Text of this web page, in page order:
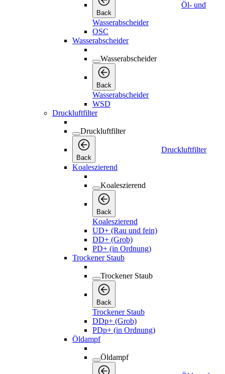
Back
Öl- und
Wasserabscheider
OSC
Wasserabscheider
Wasserabscheider
Back
Wasserabscheider
WSD
Druckluftfilter
Druckluftfilter
Back
Druckluftfilter
Koaleszierend
Koaleszierend
Back
Koaleszierend
UD+ (Rau und fein)
DD+ (Grob)
PD+ (in Ordnung)
Trockener Staub
Trockener Staub
Back
Trockener Staub
DDp+ (Grob)
PDp+ (in Ordnung)
Öldampf
Öldampf